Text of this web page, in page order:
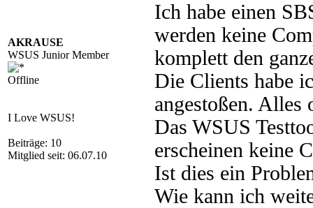
AKRAUSE
WSUS Junior Member
Offline
I Love WSUS!
Beiträge: 10
Mitglied seit: 06.07.10
Ich habe einen
werden keine
komplett den
Die Clients habe
angestoßen. Alles
Das WSUS
erscheinen keine
Ist dies ein
Wie kann ich